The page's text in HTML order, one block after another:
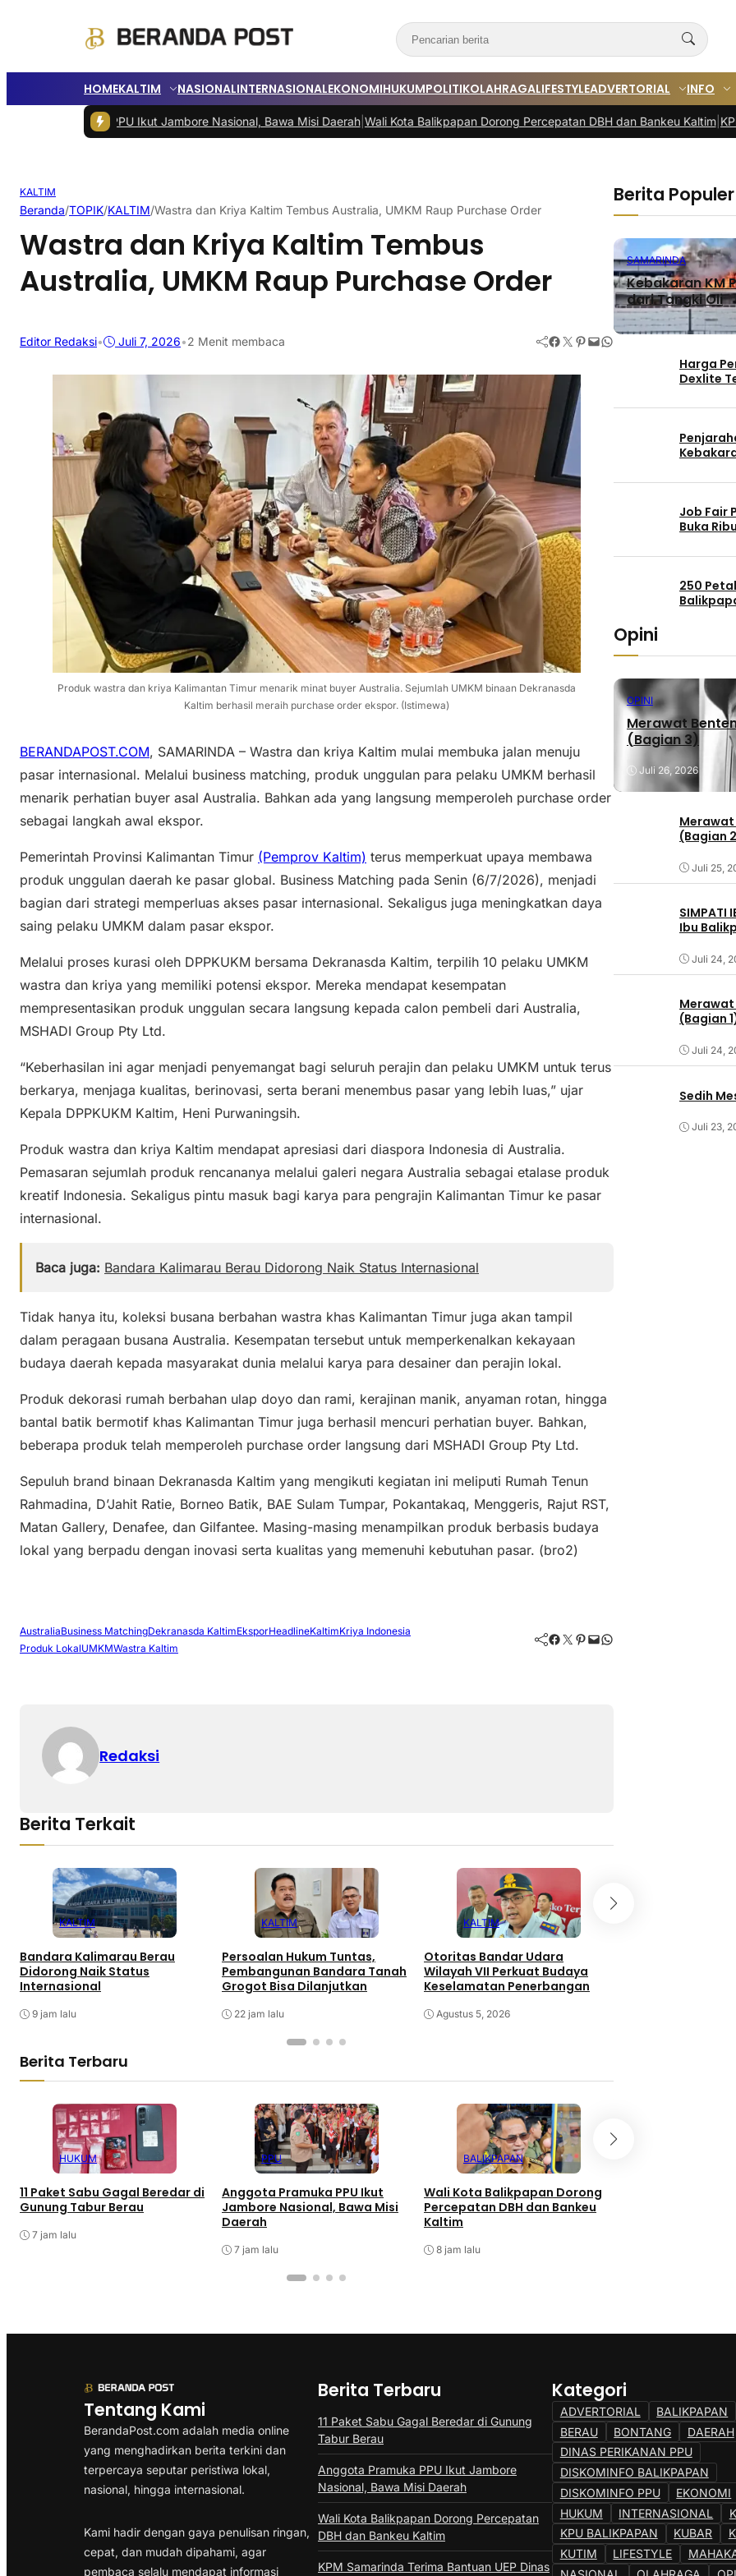
HOMEKALTIM NASIONALINTERNASIONALEKONOMIHUKUMPOLITIKOLAHRAGALIFESTYLEADVERTORIAL INFO
PPU Ikut Jambore Nasional, Bawa Misi Daerah| Wali Kota Balikpapan Dorong Percepatan DBH dan Bankeu Kaltim|KPM
KALTIM
Beranda/TOPIK/KALTIM/Wastra dan Kriya Kaltim Tembus Australia, UMKM Raup Purchase Order
Wastra dan Kriya Kaltim Tembus
Australia, UMKM Raup Purchase Order
Editor Redaksi• Juli 7, 2026•2 Menit membaca Facebook Twitter Pinterest Mail WhatsApp
Produk wastra dan kriya Kalimantan Timur menarik minat buyer Australia. Sejumlah UMKM binaan Dekranasda
Kaltim berhasil meraih purchase order ekspor. (Istimewa)
BERANDAPOST.COM, SAMARINDA – Wastra dan kriya Kaltim mulai membuka jalan menuju
pasar internasional. Melalui business matching, produk unggulan para pelaku UMKM berhasil
menarik perhatian buyer asal Australia. Bahkan ada yang langsung memperoleh purchase order
sebagai langkah awal ekspor.
Pemerintah Provinsi Kalimantan Timur (Pemprov Kaltim) terus memperkuat upaya membawa
produk unggulan daerah ke pasar global. Business Matching pada Senin (6/7/2026), menjadi
bagian dari strategi memperluas akses pasar internasional. Sekaligus juga meningkatkan daya
saing pelaku UMKM dalam pasar ekspor.
Melalui proses kurasi oleh DPPKUKM bersama Dekranasda Kaltim, terpilih 10 pelaku UMKM
wastra dan kriya yang memiliki potensi ekspor. Mereka mendapat kesempatan
mempresentasikan produk unggulan secara langsung kepada calon pembeli dari Australia,
MSHADI Group Pty Ltd.
“Keberhasilan ini agar menjadi penyemangat bagi seluruh perajin dan pelaku UMKM untuk terus
berkarya, menjaga kualitas, berinovasi, serta berani menembus pasar yang lebih luas,” ujar
Kepala DPPKUKM Kaltim, Heni Purwaningsih.
Produk wastra dan kriya Kaltim mendapat apresiasi dari diaspora Indonesia di Australia.
Pemasaran sejumlah produk rencananya melalui galeri negara Australia sebagai etalase produk
kreatif Indonesia. Sekaligus pintu masuk bagi karya para pengrajin Kalimantan Timur ke pasar
internasional.
Baca juga: Bandara Kalimarau Berau Didorong Naik Status Internasional
Tidak hanya itu, koleksi busana berbahan wastra khas Kalimantan Timur juga akan tampil
dalam peragaan busana Australia. Kesempatan tersebut untuk memperkenalkan kekayaan
budaya daerah kepada masyarakat dunia melalui karya para desainer dan perajin lokal.
Produk dekorasi rumah berbahan ulap doyo dan rami, kerajinan manik, anyaman rotan, hingga
bantal batik bermotif khas Kalimantan Timur juga berhasil mencuri perhatian buyer. Bahkan,
beberapa produk telah memperoleh purchase order langsung dari MSHADI Group Pty Ltd.
Sepuluh brand binaan Dekranasda Kaltim yang mengikuti kegiatan ini meliputi Rumah Tenun
Rahmadina, D’Jahit Ratie, Borneo Batik, BAE Sulam Tumpar, Pokantakaq, Menggeris, Rajut RST,
Matan Gallery, Denafee, dan Gilfantee. Masing-masing menampilkan produk berbasis budaya
lokal yang berpadu dengan inovasi serta kualitas yang memenuhi kebutuhan pasar. (bro2)
AustraliaBusiness MatchingDekranasda KaltimEksporHeadlineKaltimKriya Indonesia
Produk LokalUMKMWastra Kaltim
Facebook Twitter Pinterest Mail WhatsApp
Redaksi
Berita Terkait
KALTIM
Bandara Kalimarau Berau
Didorong Naik Status
Internasional
9 jam lalu
KALTIM
Persoalan Hukum Tuntas,
Pembangunan Bandara Tanah
Grogot Bisa Dilanjutkan
22 jam lalu
KALTIM
Otoritas Bandar Udara
Wilayah VII Perkuat Budaya
Keselamatan Penerbangan
Agustus 5, 2026
Berita Terbaru
HUKUM
11 Paket Sabu Gagal Beredar di
Gunung Tabur Berau
7 jam lalu
PPU
Anggota Pramuka PPU Ikut
Jambore Nasional, Bawa Misi
Daerah
7 jam lalu
BALIKPAPAN
Wali Kota Balikpapan Dorong
Percepatan DBH dan Bankeu
Kaltim
8 jam lalu
Berita Populer
SAMARINDA
Kebakaran KM
dari Tangki Oli
Harga
Dexlite
Job Fair
Buka
250
Opini
OPINI
Merawat
(Bagian 3)
Juli 26, 2026
Merawat
(Bagian
Juli 25,
SIMPATI
Ibu
Juli 24,
Merawat
(Bagian
Juli 24,
Sedih
Juli 23,
Tentang Kami
BerandaPost.com adalah media online
yang menghadirkan berita terkini dan
terpercaya seputar peristiwa lokal,
nasional, hingga internasional.
Kami hadir dengan gaya penulisan ringan,
cepat, dan mudah dipahami, agar
pembaca selalu mendapat informasi
Berita Terbaru
11 Paket Sabu Gagal Beredar di Gunung
Tabur Berau
Anggota Pramuka PPU Ikut Jambore
Nasional, Bawa Misi Daerah
Wali Kota Balikpapan Dorong Percepatan
DBH dan Bankeu Kaltim
KPM Samarinda Terima Bantuan UEP Dinas
Kategori
ADVERTORIAL
BALIKPAPAN
BERAU
BONTANG
DAERAH
DINAS PERIKANAN PPU
DISKOMINFO BALIKPAPAN
DISKOMINFO PPU
EKONOMI
HUKUM
INTERNASIONAL
KPU BALIKPAPAN
KUBAR
KUTIM
LIFESTYLE